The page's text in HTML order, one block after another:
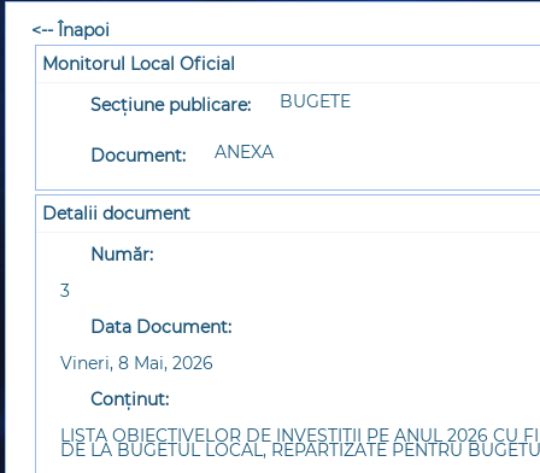
<-- Înapoi
Monitorul Local Oficial
Secțiune publicare:
BUGETE
Document: ANEXA
Detalii document
Număr:
3
Data Document:
Vineri, 8 Mai, 2026
Conținut:
LISTA OBIECTIVELOR DE INVESTIȚII PE ANUL 2026 CU
DE LA BUGETUL LOCAL, REPARTIZATE PENTRU